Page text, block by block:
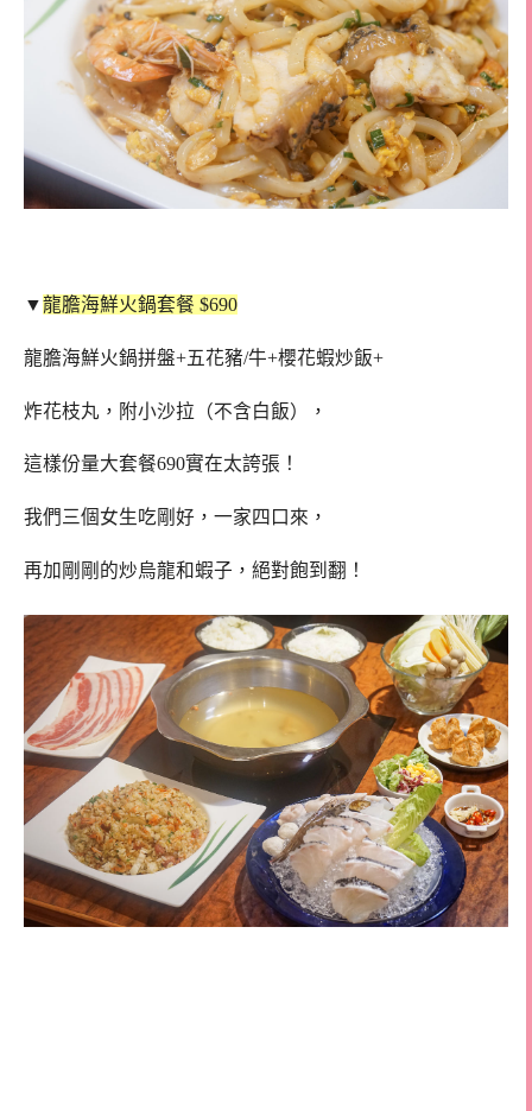
▼龍膽海鮮火鍋套餐 $690
龍膽海鮮火鍋拼盤+五花豬/牛+櫻花蝦炒飯+
炸花枝丸，附小沙拉（不含白飯），
這樣份量大套餐690實在太誇張！
我們三個女生吃剛好，一家四口來，
再加剛剛的炒烏龍和蝦子，絕對飽到翻！